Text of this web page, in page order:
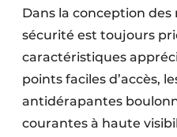
Dans la conception des
sécurité est toujours
caractéristiques
points faciles d’accès,
antidérapantes
courantes à haute